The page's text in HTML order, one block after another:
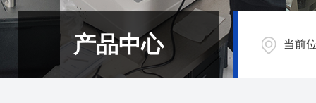
产品中心 当前